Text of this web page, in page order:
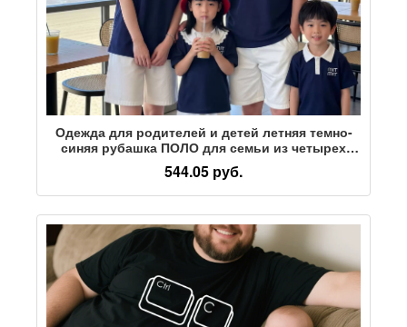
Одежда для родителей и детей летняя темно-
синяя рубашка ПОЛО для семьи из четырех
человек, повседневная одежда для семьи с
короткими рукавами
544.05 руб.